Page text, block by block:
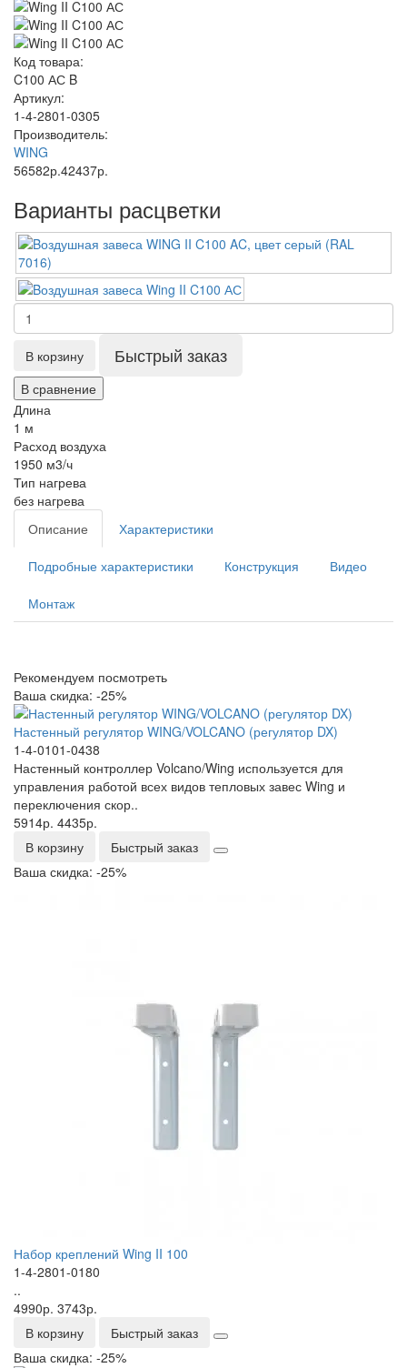
Код товара:
C100 АС B
Артикул:
1-4-2801-0305
Производитель:
WING
56582р.42437р.
Варианты расцветки
В корзину Быстрый заказ
В сравнение
Длина
1 м
Расход воздуха
1950 м3/ч
Тип нагрева
без нагрева
Описание
Характеристики
Подробные характеристики Конструкция Видео
Монтаж
Рекомендуем посмотреть
Ваша скидка: -25%
Настенный регулятор WING/VOLCANO (регулятор DX)
1-4-0101-0438
Настенный контроллер Volcano/Wing используется для
управления работой всех видов тепловых завес Wing и
переключения скор..
5914р. 4435р.
В корзину
Быстрый заказ
Ваша скидка: -25%
Набор креплений Wing II 100
1-4-2801-0180
..
4990р. 3743р.
В корзину
Быстрый заказ
Ваша скидка: -25%